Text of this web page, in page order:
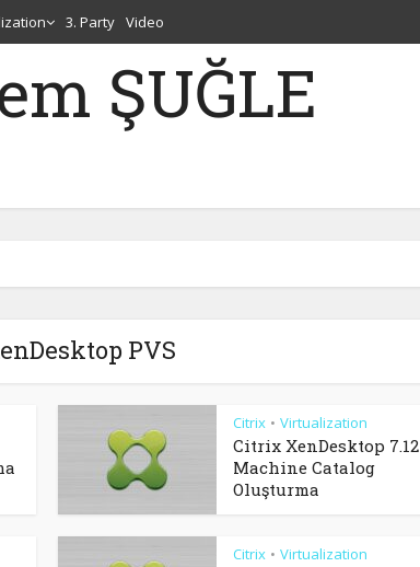
3. Party Video
ŞUĞLE
PVS
Citrix • Virtualization
Citrix XenDesktop 7.12
Machine Catalog
Oluşturma
Citrix • Virtualization